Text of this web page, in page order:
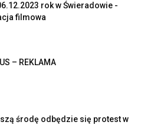
rok w Świeradowie -
filmowa
– REKLAMA
środę odbędzie się protest w